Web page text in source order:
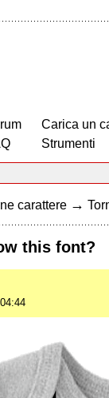
Carica un
Strumenti
carattere →
this font?